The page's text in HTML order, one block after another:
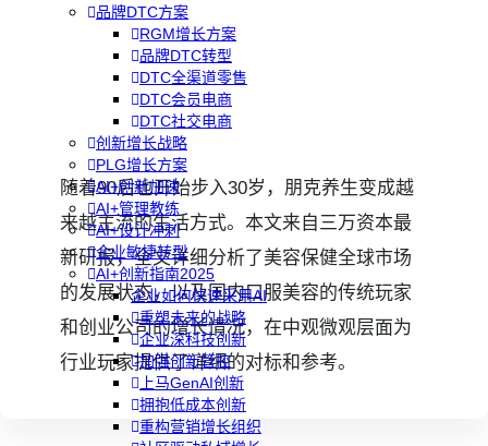
品牌DTC方案
RGM增长方案
品牌DTC转型
DTC全渠道零售
DTC会员电商
DTC社交电商
创新增长战略
PLG增长方案
AI+创新加速
AI+管理教练
AI+设计冲刺
企业敏捷转型
AI+创新指南2025
企业如何快速采用AI
重塑未来的战略
企业深科技创新
加强创新管控
上马GenAI创新
拥抱低成本创新
重构营销增长组织
随着90后也开始步入30岁，朋克养生变成越
来越主流的生活方式。本文来自三万资本最
新研报，全文详细分析了美容保健全球市场
的发展状态，以及国内口服美容的传统玩家
和创业公司的增长情况，在中观微观层面为
行业玩家提供了详细的对标和参考。